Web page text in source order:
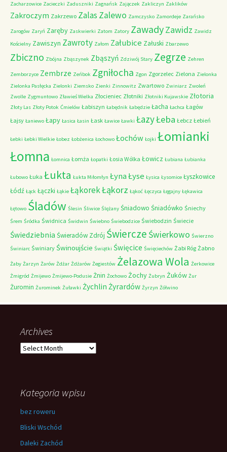
Zacharzowice Zacieczki Zaduszniki Zagnańsk Zajączek Zakliczyn Zaklików
Zakroczym Zakrzewo ZalasZalewo Zamczysko Zamordeje Zarańsko
Zarogów Zaryń Zaręby Zaskwierki Zatom Zatory ZawadyZawidz Zawidz
Kościelny Zawiszyn Zawroty Załom Załubice Załuski Zbarzewo
Zbiczno Zbójna Zbąszynek Zbąszyń Zdziwój Stary Zegrze Zehren
Zemborzyce Zembrze Zeńbok Zgniłocha Zgon Zgorzelec Zielona Zielonka
Zielonka Pasłęcka Zielonki Ziemsko Zienki Zinnowitz Zwartowo Zwiniarz Zwoleń
Zwolle Zygmuntowo Zławieś Wielka Złocieniec Złotniki Złotniki Kujawskie Złotoria
Złoty Las Złoty Potok Ćmielów Łabiszyn Łabędnik Łabędzie Łacha Łachca Łagów
Łajsy Łaniewo Łapy Łasica Łasin Łask Ławice Ławki ŁazyŁeba Łebcz Łebień
Łebki Łebki Wielkie Łobez Łobżenica Łochowo Łochów Łojki Łomianki
Łomna Łomnica Łomża Łopatki Łosia Wólka Łowicz Łubiana Łubianka
Łubowo Łuka Łukta Łukta Miłomłyn ŁynaŁyse Łysica Łysomice Łyszkowice
Łódź Łąck Łączki Łąkie ŁąkorekŁąkorz Łąkoć Łęczyca Łęgajny Łękawica
Łętowo Śladów Ślesin Śliwice Ślężany Śniadowo Śniadówko Śniechy
Śrem Śródka Świdnica Świdwin Świebno Świebodzice Świebodzin Świecie
Świedziebnia Świeradów Zdrój Świercze Świerkowo Świerzno
Świniarc Świniary Świnoujście Świątki Święcice Święciechów Żabi Róg Żabno
Żaby Żarzyn Żarów Żdżar Żdżarów Żegiestów Żelazowa Wola Żerkowice
Żmigród Żmijewo Żmijewo-Podusie Żnin Żochowo Żochy Żubryn Żuków Żur
Żuromin Żurominek Żuławki Żychlin Żyrardów Żyrzyn Żółwino
Archives
Archives
Kategoria wpisu
bez roweru
Bliski Wschód
Daleki Zachód